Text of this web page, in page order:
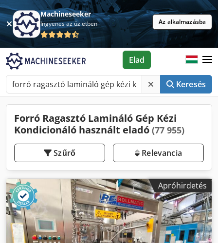
Machineseeker
Ingyenes az üzletben Az alkalmazásba
Keresés
Elad
Forró Ragasztó Lamináló Gép Kézi
Kondicionáló használt eladó (77 955)
Szűrő Relevancia
Apróhirdetés